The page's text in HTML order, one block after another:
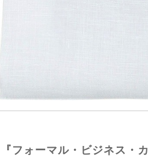
『フォーマル・ビジネス・